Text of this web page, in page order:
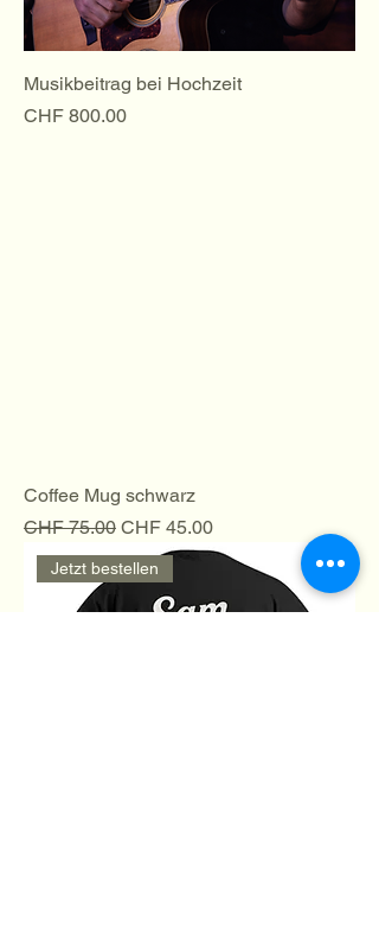
Musikbeitrag bei Hochzeit
Preis
CHF 800.00
Coffee Mug schwarz
Standardpreis
CHF 75.00 Sale-Preis
CHF 45.00
Jetzt bestellen